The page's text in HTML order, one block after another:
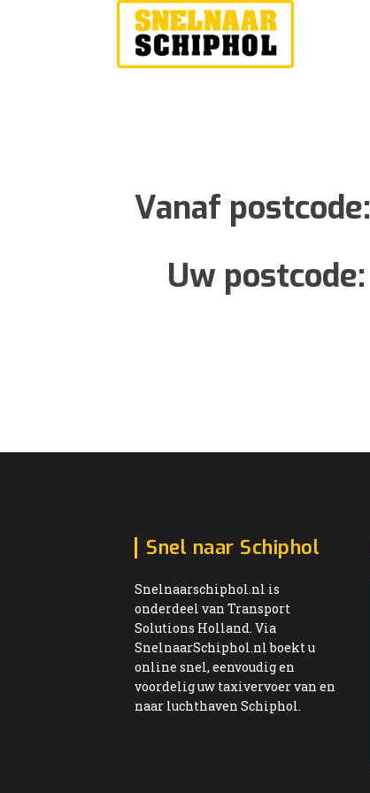
Vanaf postcode:
Uw postcode:
Snel naar Schiphol
Snelnaarschiphol.nl is
onderdeel van Transport
Solutions Holland. Via
SnelnaarSchiphol.nl boekt u
online snel, eenvoudig en
voordelig uw taxivervoer van en
naar luchthaven Schiphol.